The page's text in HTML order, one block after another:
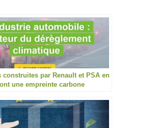
construites par Renault et PSA en
une empreinte carbone